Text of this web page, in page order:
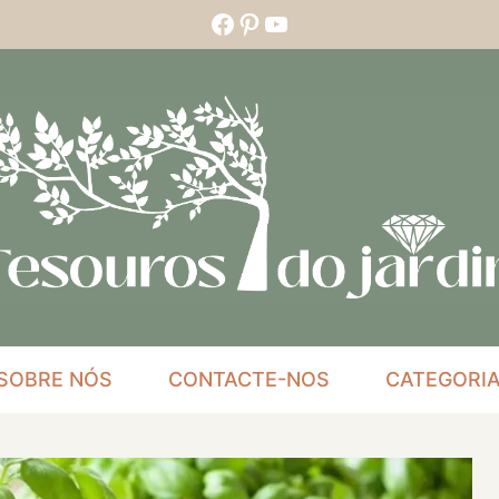
Facebook
Pinterest
YouTube
NÓS CONTACTE-NOS